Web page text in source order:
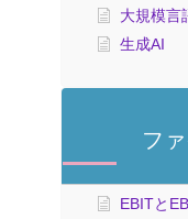
大規模
生成AI
フ
EBITと